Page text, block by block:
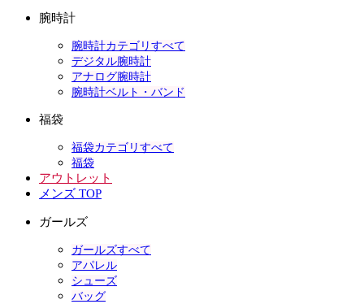
腕時計
腕時計カテゴリすべて
デジタル腕時計
アナログ腕時計
腕時計ベルト・バンド
福袋
福袋カテゴリすべて
福袋
アウトレット
メンズ TOP
ガールズ
ガールズすべて
アパレル
シューズ
バッグ